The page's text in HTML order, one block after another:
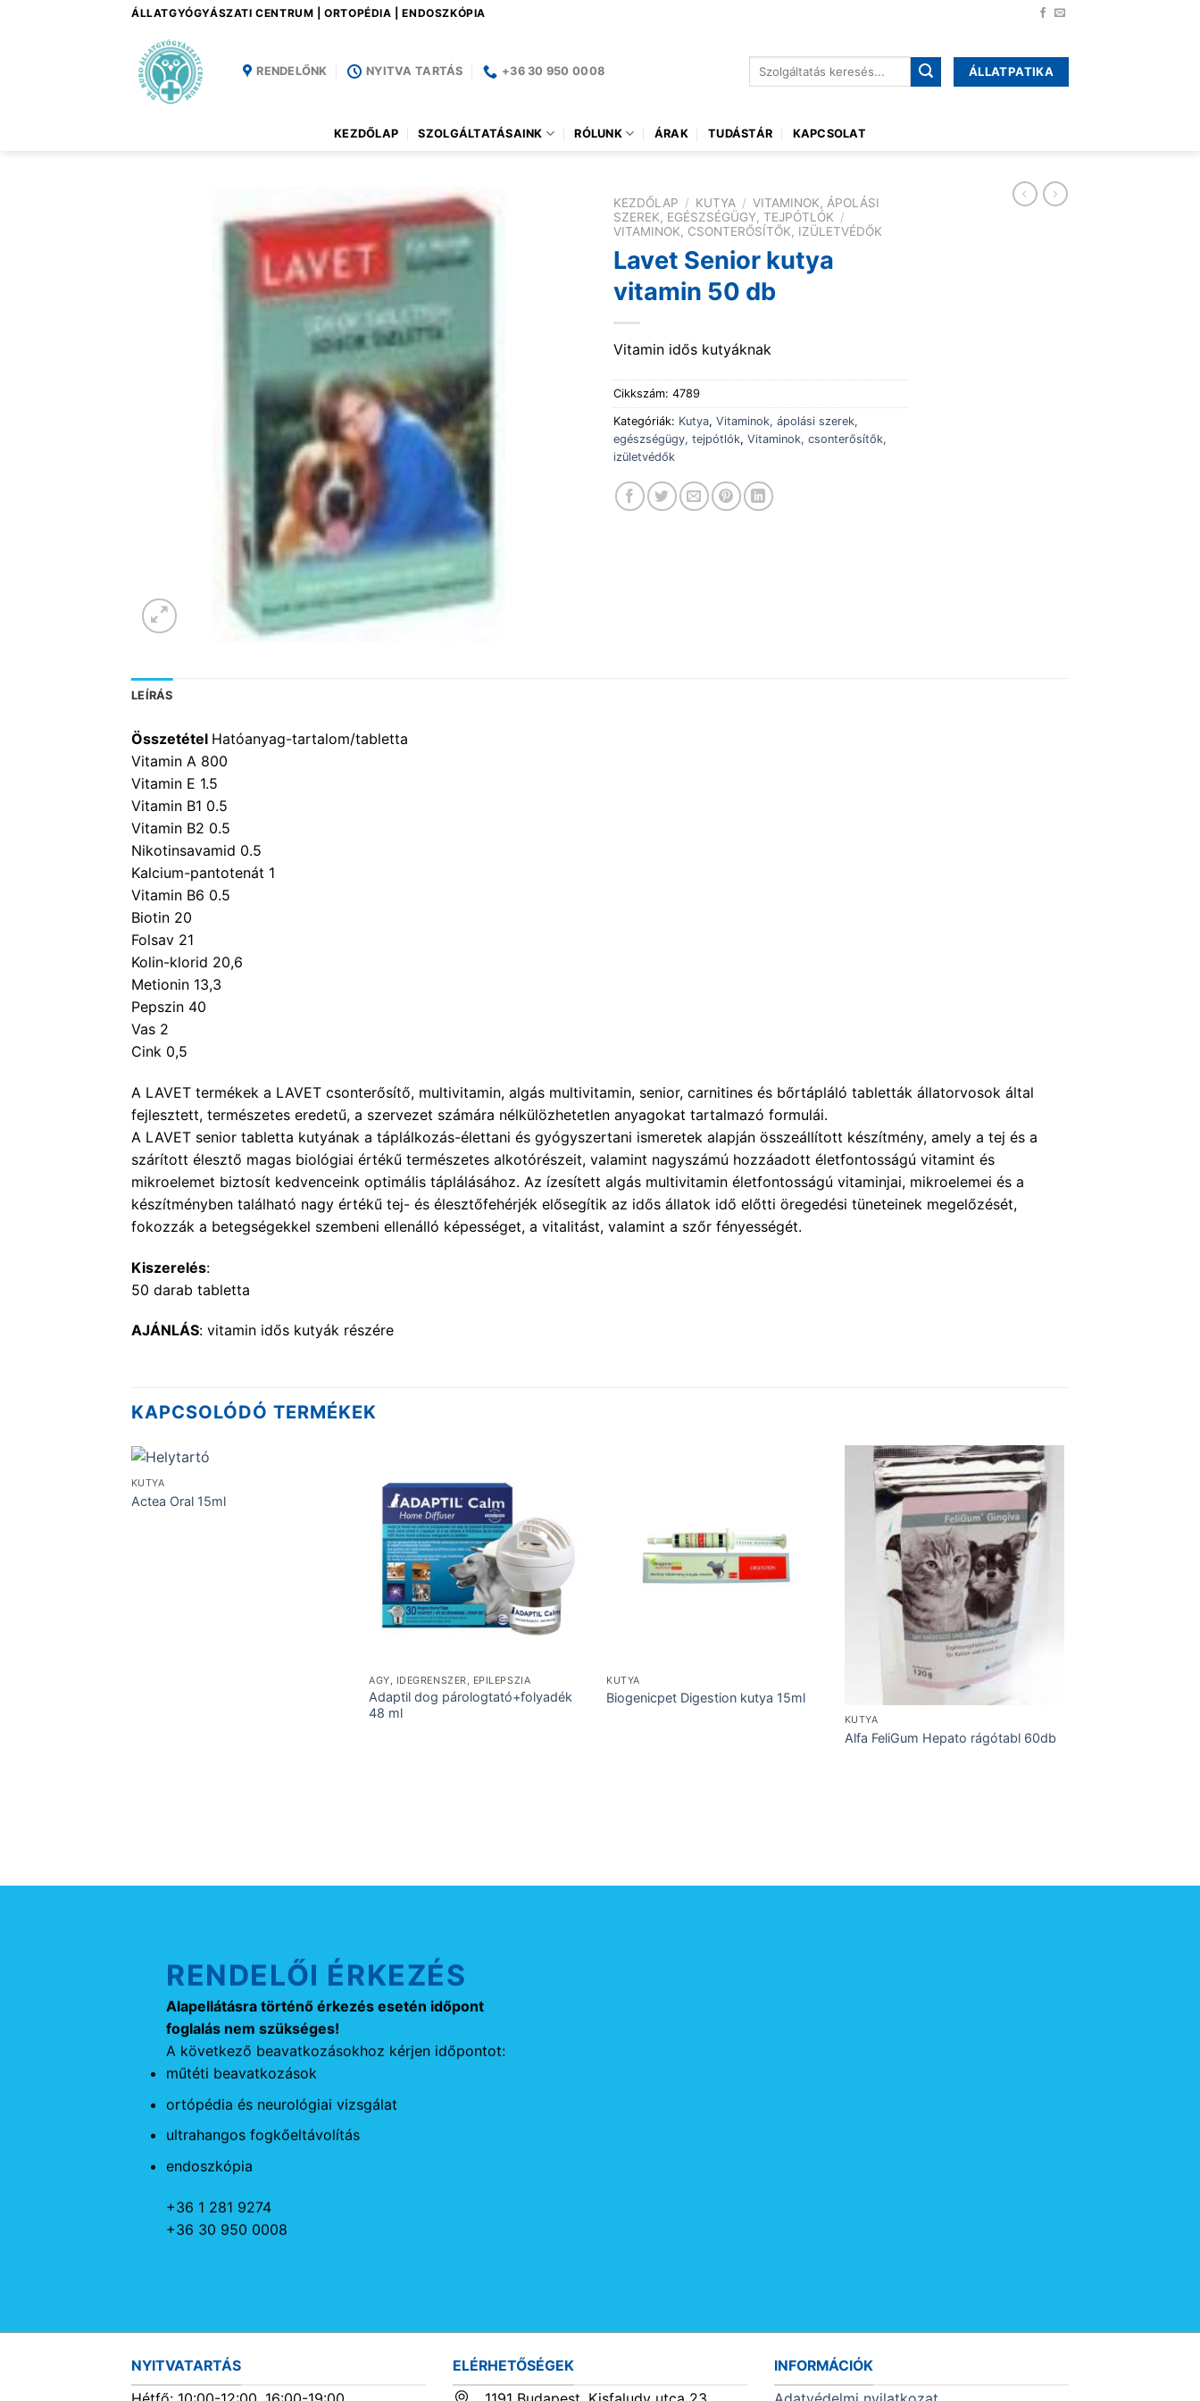
ÁLLATGYÓGYÁSZATI CENTRUM | ORTOPÉDIA | ENDOSZKÓPIA
RENDELŐNK NYITVA TARTÁS +36 30 950 0008
Keresés
ÁLLATPATIKA
KEZDŐLAP SZOLGÁLTATÁSAINK RÓLUNK ÁRAK TUDÁSTÁR KAPCSOLAT
KEZDŐLAP / KUTYA / VITAMINOK, ÁPOLÁSI
SZEREK, EGÉSZSÉGÜGY, TEJPÓTLÓK /
VITAMINOK, CSONTERŐSÍTŐK, IZÜLETVÉDŐK
Lavet Senior kutya
vitamin 50 db
Vitamin idős kutyáknak
Cikkszám: 4789
Kategóriák: Kutya, Vitaminok, ápolási szerek,
egészségügy, tejpótlók, Vitaminok, csonterősítők,
izületvédők
LEÍRÁS
Összetétel Hatóanyag-tartalom/tabletta
Vitamin A 800
Vitamin E 1.5
Vitamin B1 0.5
Vitamin B2 0.5
Nikotinsavamid 0.5
Kalcium-pantotenát 1
Vitamin B6 0.5
Biotin 20
Folsav 21
Kolin-klorid 20,6
Metionin 13,3
Pepszin 40
Vas 2
Cink 0,5
A LAVET termékek a LAVET csonterősítő, multivitamin, algás multivitamin, senior, carnitines és bőrtápláló tabletták állatorvosok által
fejlesztett, természetes eredetű, a szervezet számára nélkülözhetetlen anyagokat tartalmazó formulái.
A LAVET senior tabletta kutyának a táplálkozás-élettani és gyógyszertani ismeretek alapján összeállított készítmény, amely a tej és a
szárított élesztő magas biológiai értékű természetes alkotórészeit, valamint nagyszámú hozzáadott életfontosságú vitamint és
mikroelemet biztosít kedvenceink optimális táplálásához. Az ízesített algás multivitamin életfontosságú vitaminjai, mikroelemei és a
készítményben található nagy értékű tej- és élesztőfehérjék elősegítik az idős állatok idő előtti öregedési tüneteinek megelőzését,
fokozzák a betegségekkel szembeni ellenálló képességet, a vitalitást, valamint a szőr fényességét.
Kiszerelés:
50 darab tabletta
AJÁNLÁS: vitamin idős kutyák részére
KAPCSOLÓDÓ TERMÉKEK
KUTYA
Actea Oral 15ml
AGY, IDEGRENSZER, EPILEPSZIA
Adaptil dog párologtató+folyadék
48 ml
KUTYA
Biogenicpet Digestion kutya 15ml
KUTYA
Alfa FeliGum Hepato rágótabl 60db
RENDELŐI ÉRKEZÉS
Alapellátásra történő érkezés esetén időpont
foglalás nem szükséges!
A következő beavatkozásokhoz kérjen időpontot:
műtéti beavatkozások
ortópédia és neurológiai vizsgálat
ultrahangos fogkőeltávolítás
endoszkópia
+36 1 281 9274
+36 30 950 0008
NYITVATARTÁS ELÉRHETŐSÉGEK INFORMÁCIÓK